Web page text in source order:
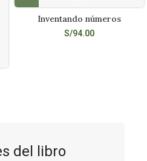
Inventando números
S/94.00
del libro